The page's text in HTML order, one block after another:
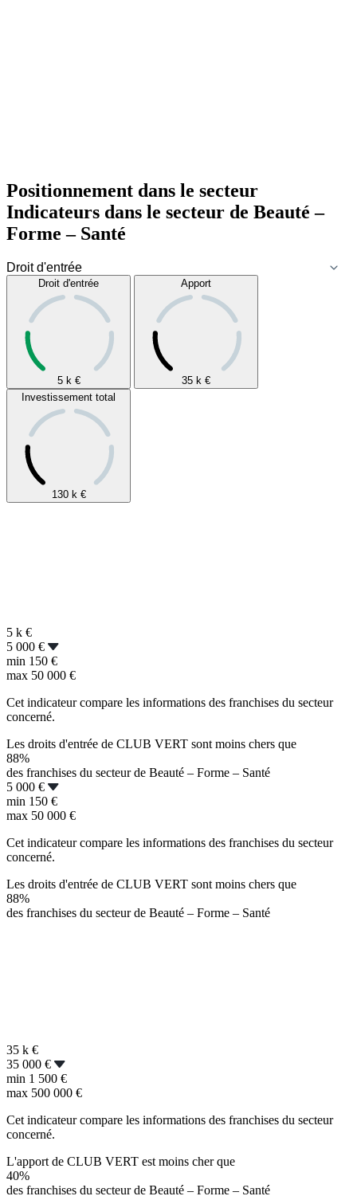
Positionnement dans le secteur
Indicateurs dans le secteur de Beauté –
Forme – Santé
Droit d'entrée
5 k €
Apport
35 k €
Investissement total
130 k €
5 k €
5 000 €
min 150 €
max 50 000 €
Cet indicateur compare les informations des franchises du secteur
concerné.
Les droits d'entrée de CLUB VERT sont moins chers que
88%
des franchises du secteur de Beauté – Forme – Santé
5 000 €
min 150 €
max 50 000 €
Cet indicateur compare les informations des franchises du secteur
concerné.
Les droits d'entrée de CLUB VERT sont moins chers que
88%
des franchises du secteur de Beauté – Forme – Santé
35 k €
35 000 €
min 1 500 €
max 500 000 €
Cet indicateur compare les informations des franchises du secteur
concerné.
L'apport de CLUB VERT est moins cher que
40%
des franchises du secteur de Beauté – Forme – Santé